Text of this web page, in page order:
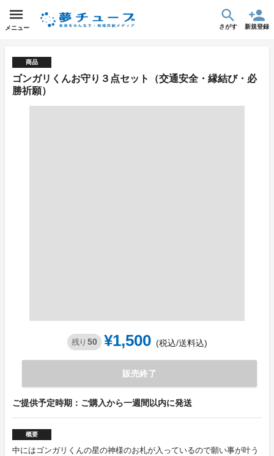
メニュー さがす 新規登録
商品
ゴンガリくんお守り３点セット（交通安全・縁結び・必
勝祈願）
残り 50 ¥1,500 (税込/送料込)
販売終了
ご提供予定時期：ご購入から一週間以内に発送
概要
中にはゴンガリくんの星の神様のお札が入っているので願い事が叶う